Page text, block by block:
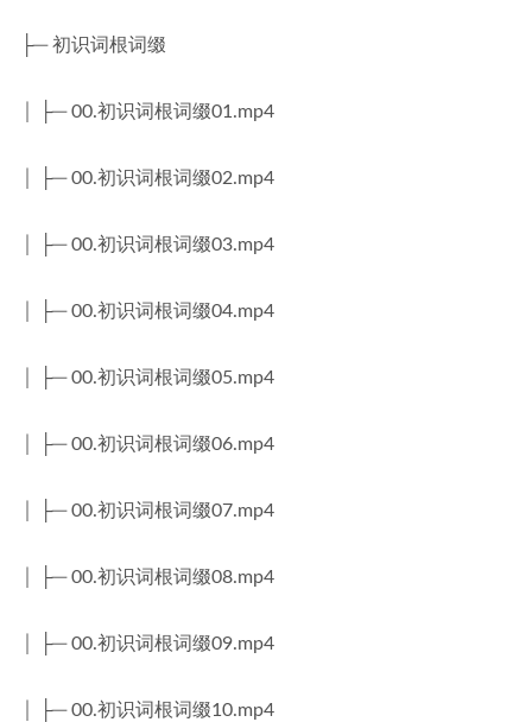
├─ 初识词根词缀
│ ├─ 00.初识词根词缀01.mp4
│ ├─ 00.初识词根词缀02.mp4
│ ├─ 00.初识词根词缀03.mp4
│ ├─ 00.初识词根词缀04.mp4
│ ├─ 00.初识词根词缀05.mp4
│ ├─ 00.初识词根词缀06.mp4
│ ├─ 00.初识词根词缀07.mp4
│ ├─ 00.初识词根词缀08.mp4
│ ├─ 00.初识词根词缀09.mp4
│ ├─ 00.初识词根词缀10.mp4